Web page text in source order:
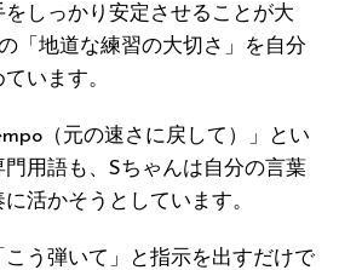
しっかり安定させることが大
「地道な練習の大切さ」を自分
います。
（元の速さに戻して）」とい
用語も、Sちゃんは自分の言葉
活かそうとしています。
う弾いて」と指示を出すだけで